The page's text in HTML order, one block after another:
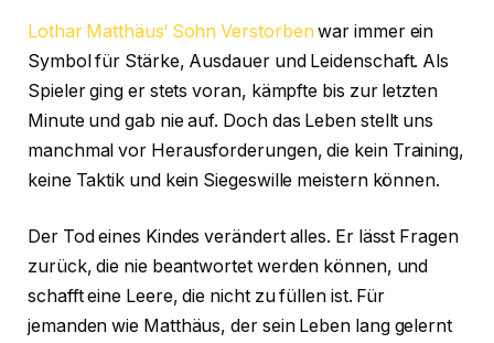
Lothar Matthäus‘ Sohn Verstorben war immer ein
Symbol für Stärke, Ausdauer und Leidenschaft. Als
Spieler ging er stets voran, kämpfte bis zur letzten
Minute und gab nie auf. Doch das Leben stellt uns
manchmal vor Herausforderungen, die kein Training,
keine Taktik und kein Siegeswille meistern können.
Der Tod eines Kindes verändert alles. Er lässt Fragen
zurück, die nie beantwortet werden können, und
schafft eine Leere, die nicht zu füllen ist. Für
jemanden wie Matthäus, der sein Leben lang gelernt